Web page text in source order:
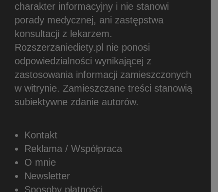
charakter informacyjny i nie stanowi
porady medycznej, ani zastępstwa
konsultacji z lekarzem.
Rozszerzaniediety.pl nie ponosi
odpowiedzialności wynikającej z
zastosowania informacji zamieszczonych
w witrynie. Zamieszczane treści stanowią
subiektywne zdanie autorów.
Kontakt
Reklama / Współpraca
O mnie
Newsletter
Sposoby płatności